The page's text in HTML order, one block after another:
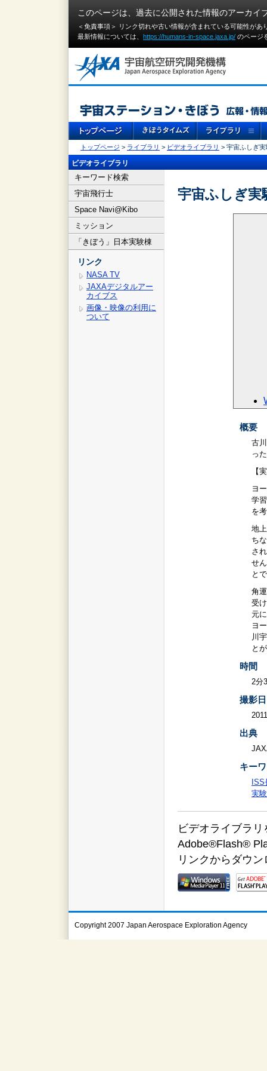
このページは、過去に公開された情報のアーカイ
＜免責事項＞ リンク切れや古い情報が含まれている可能性が
最新情報については、 https://humans-in-space.jaxa.jp/ のページ
トップページ > ライブラリ > ビデオライブラリ > 宇宙ふしぎ
ビデオライブラリ
キーワード検索
宇宙飛行士
Space Navi@Kibo
ミッション
「きぼう」日本実験棟
リンク
NASA TV
JAXAデジタルアー
カイブス
画像・映像の利用に
ついて
宇宙ふしぎ実
概要
古
っ
【
ヨ
学
を
地
ち
さ
せ
と
角
受
元
ヨ
川
と
時間
2分
撮影日
出典
キー
実験
ビデオライブラ
Adobe®Flash®
リンクからダウ
Copyright 2007 Japan Aerospace Exploration Agency